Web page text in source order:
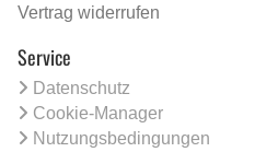
Vertrag widerrufen
Service
Datenschutz
Cookie-Manager
Nutzungsbedingungen